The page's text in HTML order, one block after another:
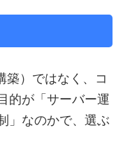
築）ではなく、コ
的が「サーバー運
」なのかで、選ぶ